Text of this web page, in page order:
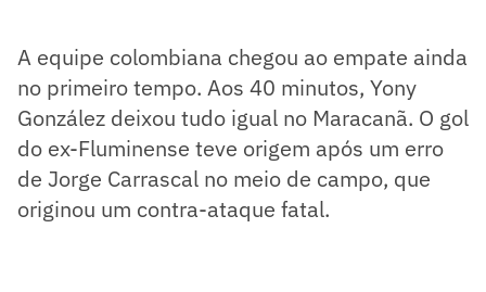
A equipe colombiana chegou ao empate ainda
no primeiro tempo. Aos 40 minutos, Yony
González deixou tudo igual no Maracanã. O gol
do ex-Fluminense teve origem após um erro
de Jorge Carrascal no meio de campo, que
originou um contra-ataque fatal.